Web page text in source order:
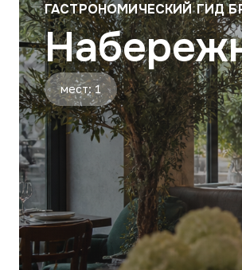
ГАСТРОНОМИЧЕСКИЙ ГИД
мест: 1